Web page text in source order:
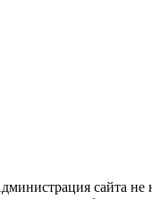
сайта не